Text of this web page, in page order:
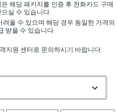
해당 패키지를 인증 후 전화카드 구매
실 수 있습니다.
려울 수 있으며 해당 경우 동일한 가격의
받을 수 있습니다.
지원 센터로 문의하시기 바랍니다.